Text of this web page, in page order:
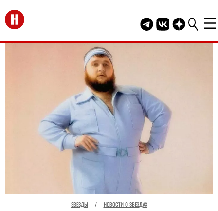
Перейти на главную
Telegram канал
Группа HELLO
Канал
ЗВЕЗДЫ / НОВОСТИ О ЗВЕЗДАХ